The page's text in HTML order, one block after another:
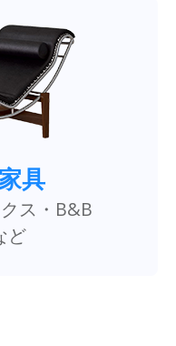
具
ス・B&B
ど